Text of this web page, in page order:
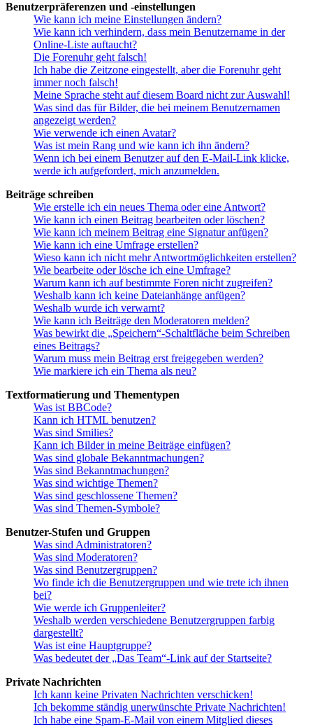
Benutzerpräferenzen und -einstellungen
Wie kann ich meine Einstellungen ändern?
Wie kann ich verhindern, dass mein Benutzername in der
Online-Liste auftaucht?
Die Forenuhr geht falsch!
Ich habe die Zeitzone eingestellt, aber die Forenuhr geht
immer noch falsch!
Meine Sprache steht auf diesem Board nicht zur Auswahl!
Was sind das für Bilder, die bei meinem Benutzernamen
angezeigt werden?
Wie verwende ich einen Avatar?
Was ist mein Rang und wie kann ich ihn ändern?
Wenn ich bei einem Benutzer auf den E-Mail-Link klicke,
werde ich aufgefordert, mich anzumelden.
Beiträge schreiben
Wie erstelle ich ein neues Thema oder eine Antwort?
Wie kann ich einen Beitrag bearbeiten oder löschen?
Wie kann ich meinem Beitrag eine Signatur anfügen?
Wie kann ich eine Umfrage erstellen?
Wieso kann ich nicht mehr Antwortmöglichkeiten erstellen?
Wie bearbeite oder lösche ich eine Umfrage?
Warum kann ich auf bestimmte Foren nicht zugreifen?
Weshalb kann ich keine Dateianhänge anfügen?
Weshalb wurde ich verwarnt?
Wie kann ich Beiträge den Moderatoren melden?
Was bewirkt die „Speichern“-Schaltfläche beim Schreiben
eines Beitrags?
Warum muss mein Beitrag erst freigegeben werden?
Wie markiere ich ein Thema als neu?
Textformatierung und Thementypen
Was ist BBCode?
Kann ich HTML benutzen?
Was sind Smilies?
Kann ich Bilder in meine Beiträge einfügen?
Was sind globale Bekanntmachungen?
Was sind Bekanntmachungen?
Was sind wichtige Themen?
Was sind geschlossene Themen?
Was sind Themen-Symbole?
Benutzer-Stufen und Gruppen
Was sind Administratoren?
Was sind Moderatoren?
Was sind Benutzergruppen?
Wo finde ich die Benutzergruppen und wie trete ich ihnen
bei?
Wie werde ich Gruppenleiter?
Weshalb werden verschiedene Benutzergruppen farbig
dargestellt?
Was ist eine Hauptgruppe?
Was bedeutet der „Das Team“-Link auf der Startseite?
Private Nachrichten
Ich kann keine Privaten Nachrichten verschicken!
Ich bekomme ständig unerwünschte Private Nachrichten!
Ich habe eine Spam-E-Mail von einem Mitglied dieses